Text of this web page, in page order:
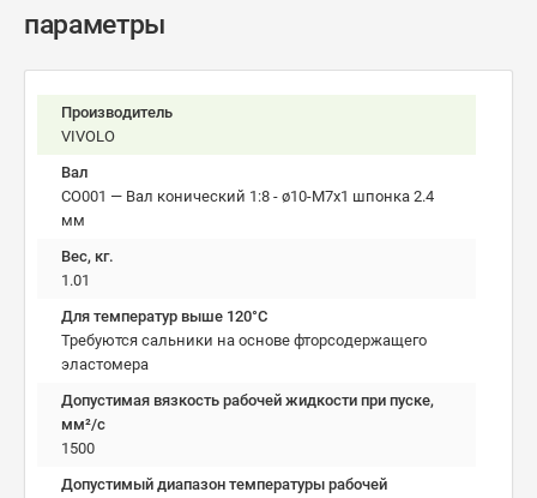
параметры
Производитель
VIVOLO
Вал
CO001 — Вал конический 1:8 - ø10-М7х1 шпонка 2.4
мм
Вес, кг.
1.01
Для температур выше 120°C
Требуются сальники на основе фторсодержащего
эластомера
Допустимая вязкость рабочей жидкости при пуске,
мм²/c
1500
Допустимый диапазон температуры рабочей